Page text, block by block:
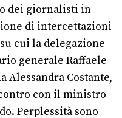
dei giornalisti in
di intercettazioni
cui la delegazione
generale Raffaele
Alessandra Costante,
con il ministro
Perplessità sono